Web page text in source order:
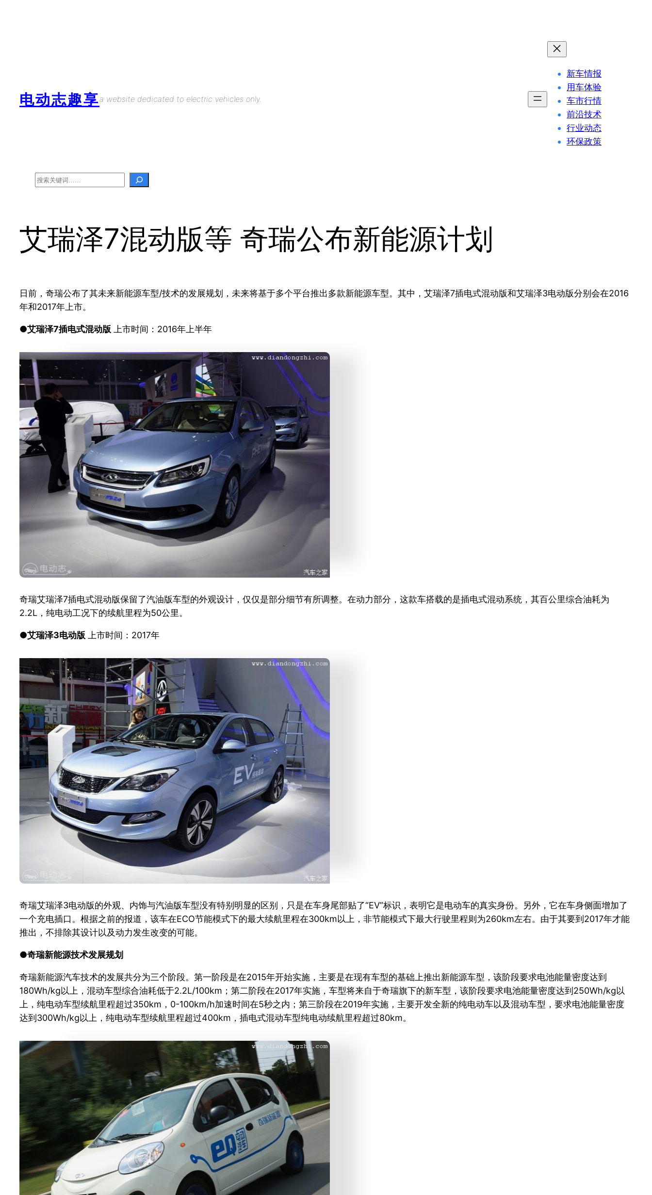
电动志趣享a website dedicated to electric vehicles only.
新车情报
用车体验
车市行情
前沿技术
行业动态
环保政策
Search
艾瑞泽7混动版等 奇瑞公布新能源计划
日前，奇瑞公布了其未来新能源车型/技术的发展规划，未来将基于多个平台推出多款新能源车型。其中，艾瑞泽7插电式混动版和艾瑞泽3电动版分别会在2016
年和2017年上市。
●艾瑞泽7插电式混动版 上市时间：2016年上半年
奇瑞艾瑞泽7插电式混动版保留了汽油版车型的外观设计，仅仅是部分细节有所调整。在动力部分，这款车搭载的是插电式混动系统，其百公里综合油耗为
2.2L，纯电动工况下的续航里程为50公里。
●艾瑞泽3电动版 上市时间：2017年
奇瑞艾瑞泽3电动版的外观、内饰与汽油版车型没有特别明显的区别，只是在车身尾部贴了“EV”标识，表明它是电动车的真实身份。另外，它在车身侧面增加了
一个充电插口。根据之前的报道，该车在ECO节能模式下的最大续航里程在300km以上，非节能模式下最大行驶里程则为260km左右。由于其要到2017年才能
推出，不排除其设计以及动力发生改变的可能。
●奇瑞新能源技术发展规划
奇瑞新能源汽车技术的发展共分为三个阶段。第一阶段是在2015年开始实施，主要是在现有车型的基础上推出新能源车型，该阶段要求电池能量密度达到
180Wh/kg以上，混动车型综合油耗低于2.2L/100km；第二阶段在2017年实施，车型将来自于奇瑞旗下的新车型，该阶段要求电池能量密度达到250Wh/kg以
上，纯电动车型续航里程超过350km，0-100km/h加速时间在5秒之内；第三阶段在2019年实施，主要开发全新的纯电动车以及混动车型，要求电池能量密度
达到300Wh/kg以上，纯电动车型续航里程超过400km，插电式混动车型纯电动续航里程超过80km。